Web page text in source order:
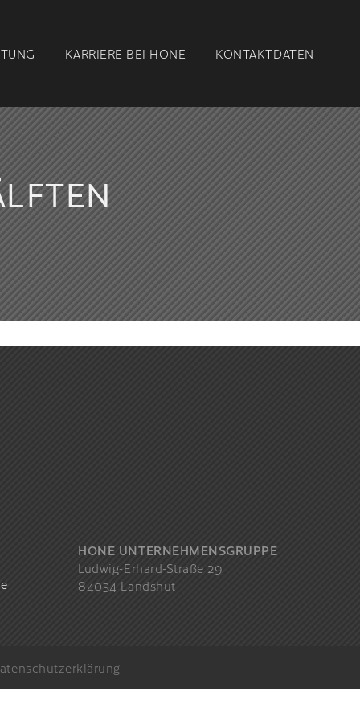
KARRIERE BEI HONE KONTAKTDATEN
HONE UNTERNEHMENSGRUPPE
Ludwig-Erhard-Straße 29
84034 Landshut